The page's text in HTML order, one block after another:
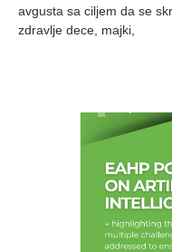
avgusta sa ciljem da se
zdravlje dece, majki,